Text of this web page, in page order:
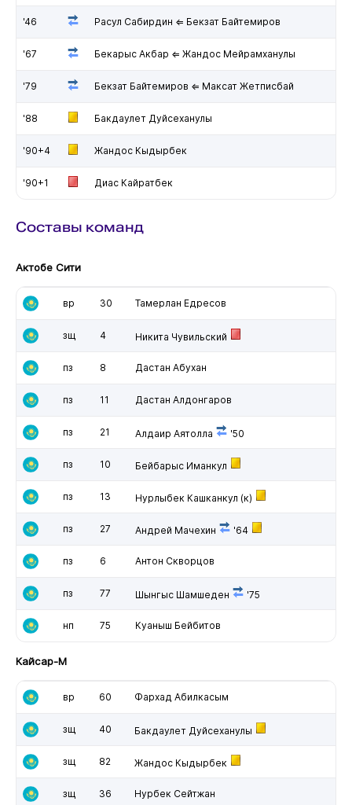
'46 Расул Сабирдин ⇐ Бекзат Байтемиров
'67 Бекарыс Акбар ⇐ Жандос Мейрамханулы
'79 Бекзат Байтемиров ⇐ Максат Жетписбай
'88 Бакдаулет Дуйсеханулы
'90+4 Жандос Кыдырбек
'90+1 Диас Кайратбек
Составы команд
Актобе Сити
вр 30 Тамерлан Едресов
зщ 4 Никита Чувильский
пз 8 Дастан Абухан
пз 11 Дастан Алдонгаров
пз 21 Алдаир Аятолла '50
пз 10 Бейбарыс Иманкул
пз 13 Нурлыбек Кашканкул (к)
пз 27 Андрей Мачехин '64
пз 6 Антон Скворцов
пз 77 Шынгыс Шамшеден '75
нп 75 Куаныш Бейбитов
Кайсар-М
вр 60 Фархад Абилкасым
зщ 40 Бакдаулет Дуйсеханулы
зщ 82 Жандос Кыдырбек
зщ 36 Нурбек Сейтжан